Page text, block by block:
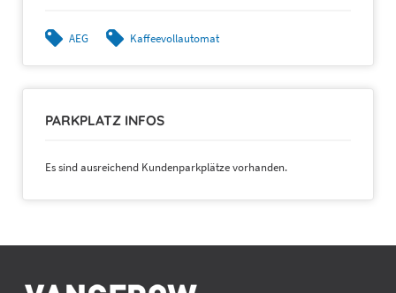
AEG Kaffeevollautomat
PARKPLATZ INFOS
Es sind ausreichend Kundenparkplätze vorhanden.